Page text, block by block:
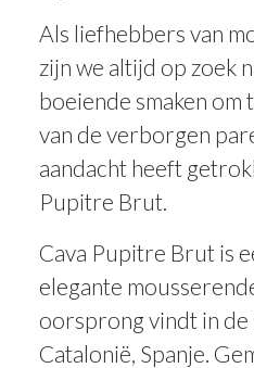
Als liefhebbers van
zijn we altijd op zoek
boeiende smaken om
van de verborgen
aandacht heeft
Pupitre Brut.
Cava Pupitre Brut is
elegante
oorsprong vindt in
Catalonië, Spanje.